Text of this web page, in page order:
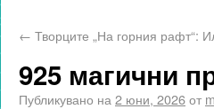
← Творците „На горния рафт“:
925 магични
Публикувано на 2 юни, 2026от